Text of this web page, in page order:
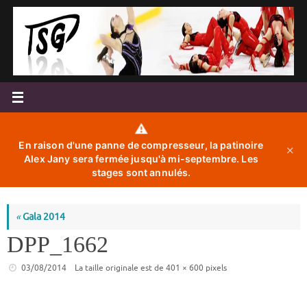
Passer
contenu
⚠️
En raison d'une panne de compresseur, la patinoire
Alex Jany sera fermée jusqu'à mi-septembre. Les
stages sont annulés.
✕
«Gala 2014
DPP_1662
03/08/2014 La taille originale est de 401 × 600 pixels